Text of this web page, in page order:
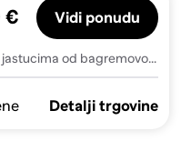
Vrtne stolice s čajnim stolićem i jastucima od bagremovog drva
€ Vidi ponudu
Detalji trgovine